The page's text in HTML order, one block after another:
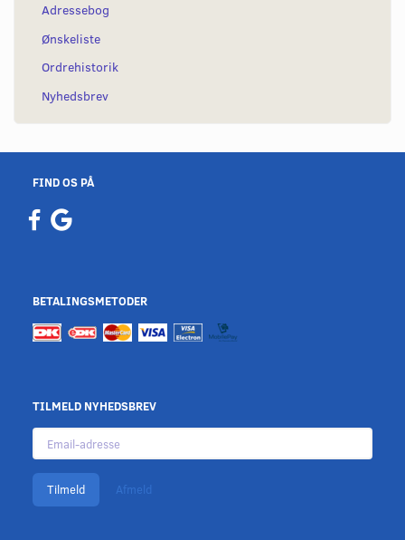
Adressebog
Ønskeliste
Ordrehistorik
Nyhedsbrev
FIND OS PÅ
BETALINGSMETODER
TILMELD NYHEDSBREV
Email-
adresse
Tilmeld Afmeld